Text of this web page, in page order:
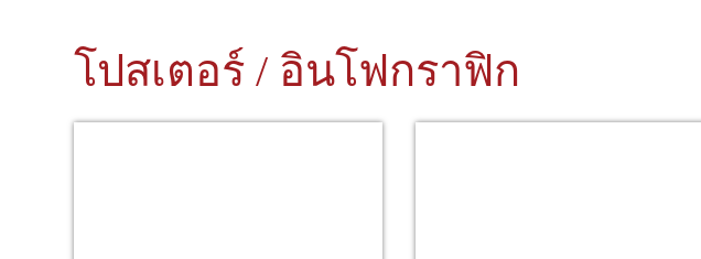
โปสเตอร์ / อินโฟกราฟิก